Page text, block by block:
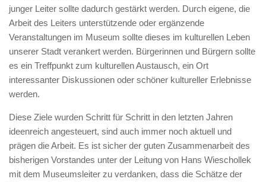
junger Leiter sollte dadurch gestärkt werden. Durch eigene, die
Arbeit des Leiters unterstützende oder ergänzende
Veranstaltungen im Museum sollte dieses im kulturellen Leben
unserer Stadt verankert werden. Bürgerinnen und Bürgern sollte
es ein Treffpunkt zum kulturellen Austausch, ein Ort
interessanter Diskussionen oder schöner kultureller Erlebnisse
werden.
Diese Ziele wurden Schritt für Schritt in den letzten Jahren
ideenreich angesteuert, sind auch immer noch aktuell und
prägen die Arbeit. Es ist sicher der guten Zusammenarbeit des
bisherigen Vorstandes unter der Leitung von Hans Wieschollek
mit dem Museumsleiter zu verdanken, dass die Schätze der